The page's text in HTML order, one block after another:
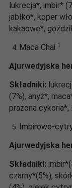
lukrecja*, imbir*
jabłko*, koper
kakaowe*,
Maca Chai 1
Ajurwedyjska
Składniki: l
(7%), anyż*,
prażona cykoria*,
Imbirowo-
Ajurwedyjska
Składniki:
czarny*(5%),